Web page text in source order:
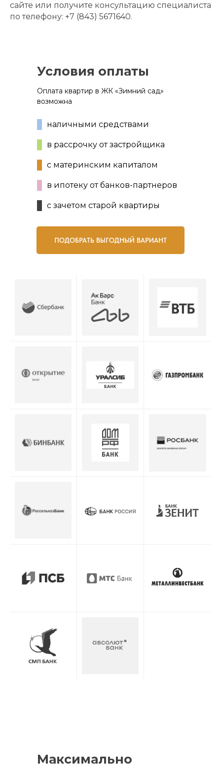
сайте или получите консультацию специалиста
по телефону: +7 (843) 5671640.
наличными средствами
в рассрочку от застройщика
с материнским капиталом
в ипотеку от банков-партнеров
с зачетом старой квартиры
Условия оплаты
Оплата квартир в ЖК «Зимний сад»
возможна
ПОДОБРАТЬ ВЫГОДНЫЙ ВАРИАНТ
Максимально